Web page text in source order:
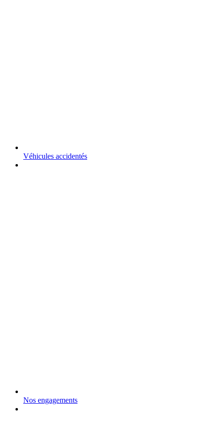
Véhicules accidentés
Nos engagements